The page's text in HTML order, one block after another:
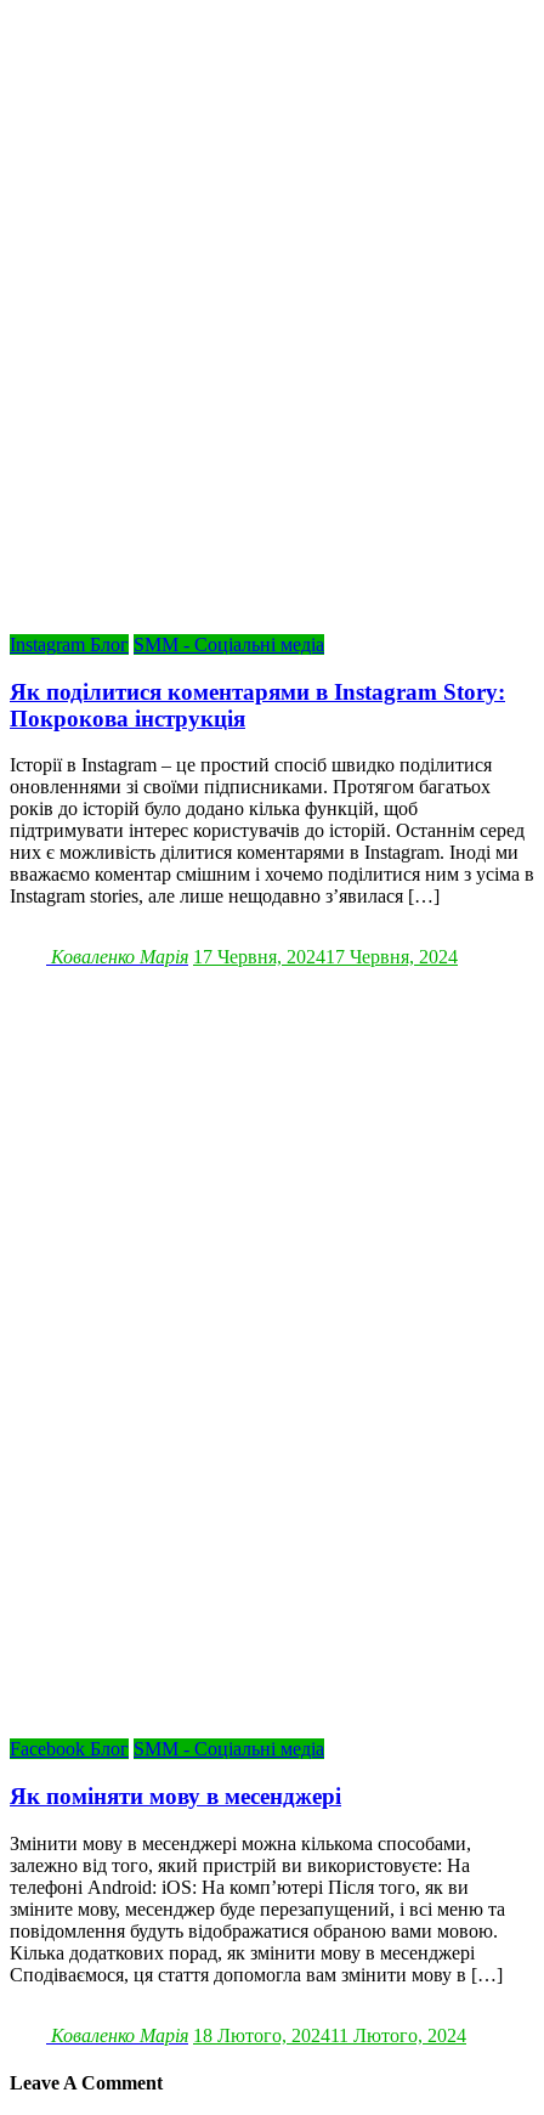
Instagram Блог SMM - Соціальні медіа
Як поділитися коментарями в Instagram Story:
Покрокова інструкція
Історії в Instagram – це простий спосіб швидко поділитися
оновленнями зі своїми підписниками. Протягом багатьох
років до історій було додано кілька функцій, щоб
підтримувати інтерес користувачів до історій. Останнім серед
них є можливість ділитися коментарями в Instagram. Іноді ми
вважаємо коментар смішним і хочемо поділитися ним з усіма в
Instagram stories, але лише нещодавно з’явилася […]
Коваленко Марія 17 Червня, 202417 Червня, 2024
Facebook Блог SMM - Соціальні медіа
Як поміняти мову в месенджері
Змінити мову в месенджері можна кількома способами,
залежно від того, який пристрій ви використовуєте: На
телефоні Android: iOS: На комп’ютері Після того, як ви
зміните мову, месенджер буде перезапущений, і всі меню та
повідомлення будуть відображатися обраною вами мовою.
Кілька додаткових порад, як змінити мову в месенджері
Сподіваємося, ця стаття допомогла вам змінити мову в […]
Коваленко Марія 18 Лютого, 202411 Лютого, 2024
Leave A Comment